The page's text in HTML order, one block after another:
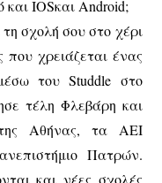
IOSκαι Android;
σχολή σου στο χέρι
χρειάζεται ένας
του Studdle στο
τέλη Φλεβάρη και
της Αθήνας, τα ΑΕΙ
Πατρών.
και νέες σχολές